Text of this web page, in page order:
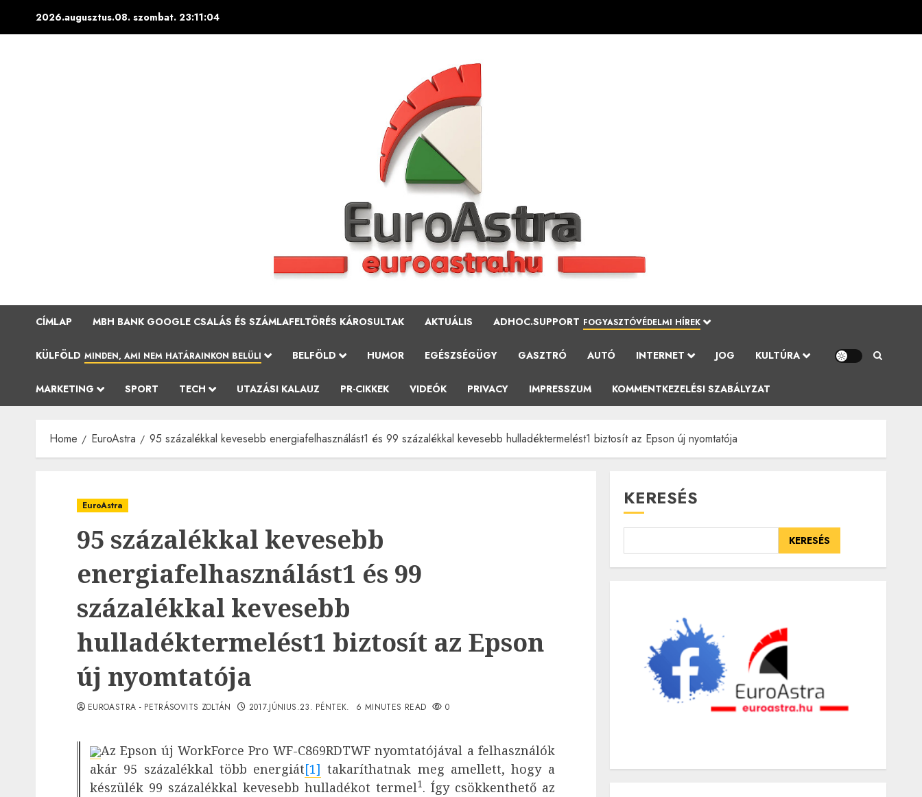
2026.augusztus.08. szombat. 23:11:05
CÍMLAP MBH BANK GOOGLE CSALÁS ÉS SZÁMLAFELTÖRÉS KÁROSULTAK AKTUÁLIS ADHOC.SUPPORT FOGYASZTÓVÉDELMI HÍREK
KÜLFÖLD MINDEN, AMI NEM HATÁRAINKON BELÜLI BELFÖLD HUMOR EGÉSZSÉGÜGY GASZTRÓ AUTÓ INTERNET JOG KULTÚRA
MARKETING SPORT TECH UTAZÁSI KALAUZ PR-CIKKEK VIDEÓK PRIVACY IMPRESSZUM KOMMENTKEZELÉSI SZABÁLYZAT
Home EuroAstra 95 százalékkal kevesebb energiafelhasználást1 és 99 százalékkal kevesebb hulladéktermelést1 biztosít az Epson új nyomtatója
EuroAstra
95 százalékkal kevesebb
energiafelhasználást1 és 99
százalékkal kevesebb
hulladéktermelést1 biztosít az Epson
új nyomtatója
EUROASTRA - PETRÁSOVITS ZOLTÁN 2017.JÚNIUS.23. PÉNTEK. 6 MINUTES READ 0
Az Epson új WorkForce Pro WF-C869RDTWF nyomtatójával a felhasználók
akár 95 százalékkal több energiát[1] takaríthatnak meg amellett, hogy a
készülék 99 százalékkal kevesebb hulladékot termel1. Így csökkenthető az
KERESÉS
KERESÉS